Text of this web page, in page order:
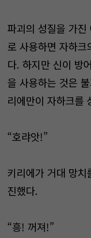
파괴의 성질을 가
로 사용하면 자하
다. 하지만 신이 방
을 사용하는 것은
리에만이 자하크를
“호랴앗!”
키리에가 거대 망
진했다.
“흥! 꺼져!”